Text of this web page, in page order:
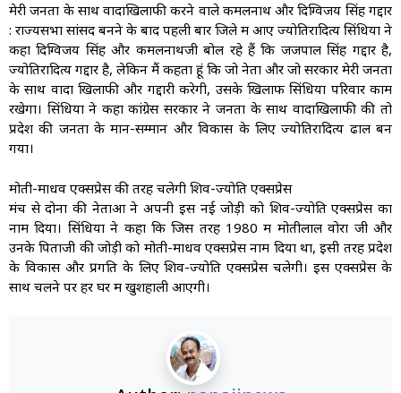
मेरी जनता के साथ वादाखिलाफी करने वाले कमलनाथ और दिग्विजय सिंह गद्दार
: राज्यसभा सांसद बनने के बाद पहली बार जिले में आए ज्योतिरादित्य सिंधिया ने
कहा दिग्विजय सिंह और कमलनाथजी बोल रहे हैं कि जजपाल सिंह गद्दार है,
ज्योतिरादित्य गद्दार है, लेकिन मैं कहता हूं कि जो नेता और जो सरकार मेरी जनता
के साथ वादा खिलाफी और गद्दारी करेगी, उसके खिलाफ सिंधिया परिवार काम
रखेगा। सिंधिया ने कहा कांग्रेस सरकार ने जनता के साथ वादाखिलाफी की तो
प्रदेश की जनता के मान-सम्मान और विकास के लिए ज्योतिरादित्य ढाल बन
गया।
मोती-माधव एक्सप्रेस की तरह चलेगी शिव-ज्योति एक्सप्रेस
मंच से दोनों की नेताओं ने अपनी इस नई जोड़ी को शिव-ज्योति एक्सप्रेस का
नाम दिया। सिंधिया ने कहा कि जिस तरह 1980 में मोतीलाल वोरा जी और
उनके पिताजी की जोड़ी को मोती-माधव एक्सप्रेस नाम दिया था, इसी तरह प्रदेश
के विकास और प्रगति के लिए शिव-ज्योति एक्सप्रेस चलेगी। इस एक्सप्रेस के
साथ चलने पर हर घर में खुशहाली आएगी।